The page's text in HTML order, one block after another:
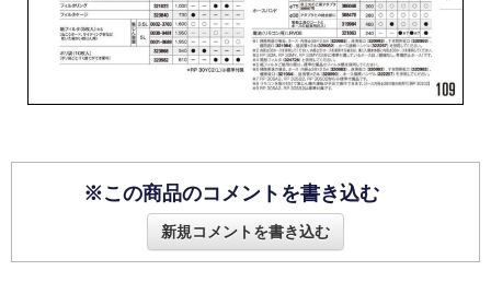
※この商品のコメントを書き込む
新規コメントを書き込む